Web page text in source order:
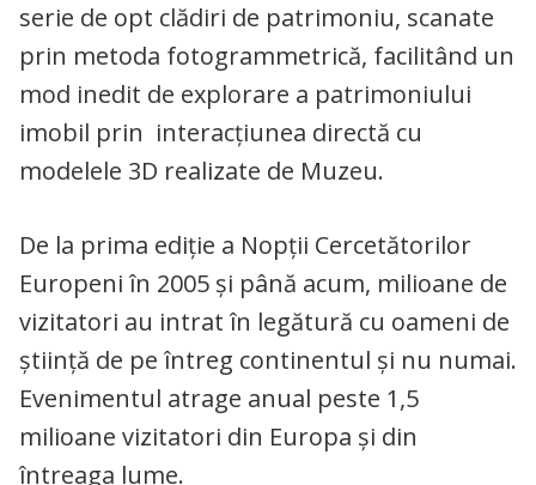
serie de opt clădiri de patrimoniu, scanate
prin metoda fotogrammetrică, facilitând un
mod inedit de explorare a patrimoniului
imobil prin interacțiunea directă cu
modelele 3D realizate de Muzeu.
De la prima ediție a Nopții Cercetătorilor
Europeni în 2005 și până acum, milioane de
vizitatori au intrat în legătură cu oameni de
știință de pe întreg continentul și nu numai.
Evenimentul atrage anual peste 1,5
milioane vizitatori din Europa și din
întreaga lume.